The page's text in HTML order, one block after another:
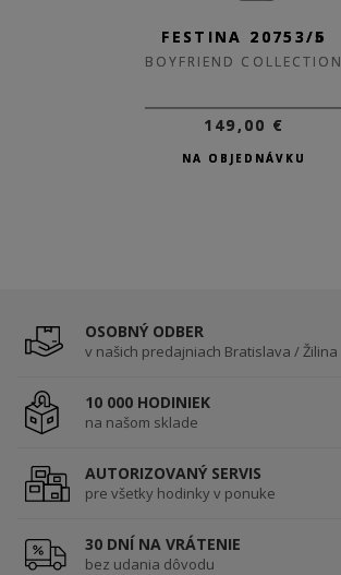
FESTINA 20753/6
BOYFRIEND COLLECTION
149,00 €
NA OBJEDNÁVKU
FESTINA 20753/5
BOYFRIEND COLLECTION
149,00 €
NA OBJEDNÁVKU
OSOBNÝ ODBER
v našich predajniach Bratislava / Žilina
10 000 HODINIEK
na našom sklade
AUTORIZOVANÝ SERVIS
pre všetky hodinky v ponuke
30 DNÍ NA VRÁTENIE
bez udania dôvodu